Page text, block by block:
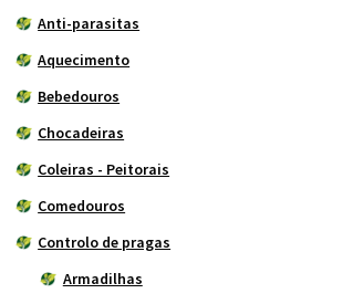
Anti-parasitas
Aquecimento
Bebedouros
Chocadeiras
Coleiras - Peitorais
Comedouros
Controlo de pragas
Armadilhas